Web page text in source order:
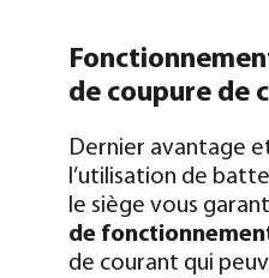
de coupure de
Dernier avantage
l’utilisation de
le siège vous
de
de courant qui